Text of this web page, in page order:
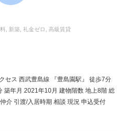
新築 礼金ゼロ
高級賃貸
セス 西武豊島線 『豊島園駅』 徒歩7分
築年月 2021年10月 建物階数 地上8階 総
介 引渡/入居時期 相談 現況 申込受付